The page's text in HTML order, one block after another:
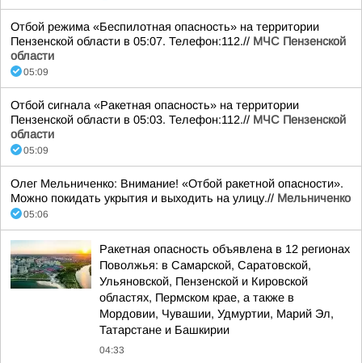
Отбой режима «Беспилотная опасность» на территории
Пензенской области в 05:07. Телефон:112.// МЧС Пензенской
области
05:09
Отбой сигнала «Ракетная опасность» на территории
Пензенской области в 05:03. Телефон:112.// МЧС Пензенской
области
05:09
Олег Мельниченко: Внимание! «Отбой ракетной опасности».
Можно покидать укрытия и выходить на улицу.// Мельниченко
05:06
Ракетная опасность объявлена в 12 регионах
Поволжья: в Самарской, Саратовской,
Ульяновской, Пензенской и Кировской
областях, Пермском крае, а также в
Мордовии, Чувашии, Удмуртии, Марий Эл,
Татарстане и Башкирии
04:33